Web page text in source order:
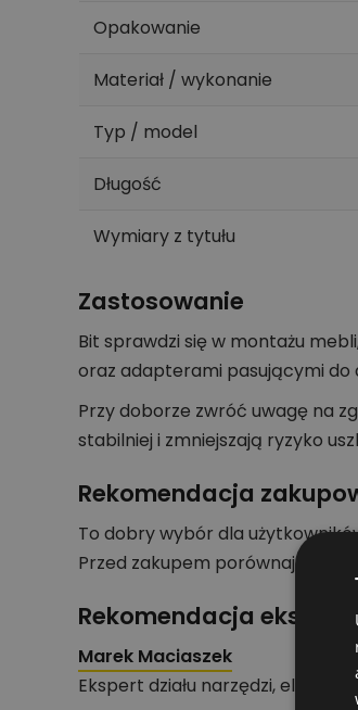
Opakowanie
Materiał / wykonanie
Typ / model
Długość
Wymiary z tytułu
Zastosowanie
Bit sprawdzi się w montażu
oraz adapterami pasującymi do
Przy doborze zwróć uwagę na
stabilniej i zmniejszają ryzyko
Rekomendacja
To dobry wybór dla
Przed zakupem porównaj profil,
Rekomendacja
Marek Maciaszek
Ekspert działu narzędzi,